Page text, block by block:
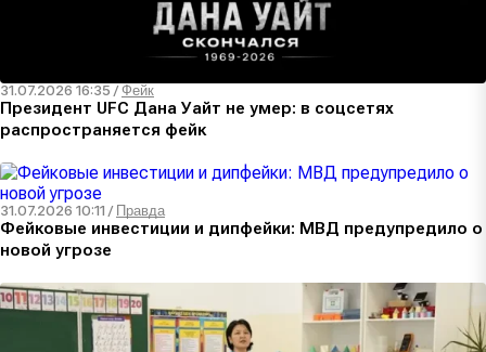
31.07.2026 16:35 /Фейк
Президент UFC Дана Уайт не умер: в соцсетях
распространяется фейк
31.07.2026 10:11 / Правда
Фейковые инвестиции и дипфейки: МВД предупредило о
новой угрозе